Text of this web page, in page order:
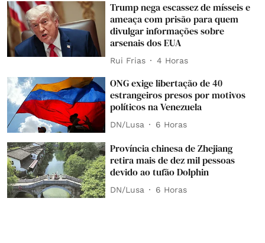
Trump nega escassez de mísseis e
ameaça com prisão para quem
divulgar informações sobre
arsenais dos EUA
Rui Frias 4 Horas
ONG exige libertação de 40
estrangeiros presos por motivos
políticos na Venezuela
DN/Lusa 6 Horas
Província chinesa de Zhejiang
retira mais de dez mil pessoas
devido ao tufão Dolphin
DN/Lusa 6 Horas